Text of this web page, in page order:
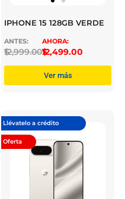
IPHONE 15 128GB VERDE
$
12,999.00$
12,499.00
Ver más
Llévatelo a crédito
Oferta